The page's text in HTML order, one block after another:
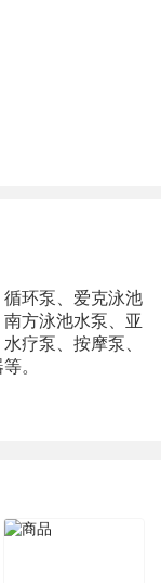
环泵、爱克泳池
方泳池水泵、亚
疗泵、按摩泵、
。